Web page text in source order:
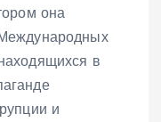
она
в
и